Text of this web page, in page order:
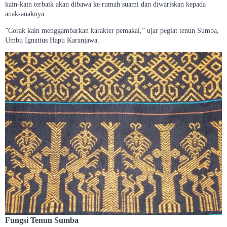
kain-kain terbaik akan dibawa ke rumah suami dan diwariskan kepada
anak-anaknya.
”Corak kain menggambarkan karakter pemakai,” ujar pegiat tenun Sumba,
Umbu Ignatius Hapu Karanjawa.
Fungsi Tenun Sumba